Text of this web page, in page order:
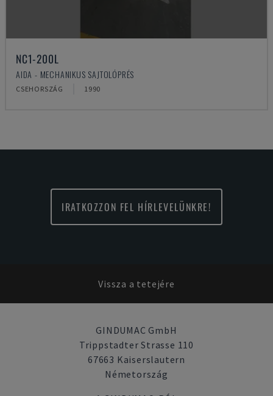
NC1-200L
AIDA - MECHANIKUS SAJTOLÓPRÉS
CSEHORSZÁG 1990
IRATKOZZON FEL HÍRLEVELÜNKRE!
Vissza a tetejére
GINDUMAC GmbH
Trippstadter Strasse 110
67663 Kaiserslautern
Németország